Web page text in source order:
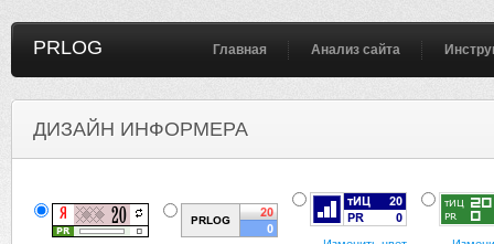
PRLOG Главная Анализ сайта
ДИЗАЙН ИНФОРМЕРА